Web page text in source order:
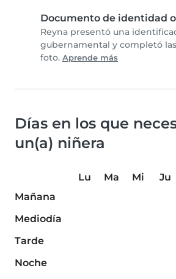
Documento de identidad
Reyna presentó una
gubernamental y completó
foto. Aprende más
Días en los que
un(a) niñera
Lu Ma Mi Ju
Mañana
Mediodía
Tarde
Noche